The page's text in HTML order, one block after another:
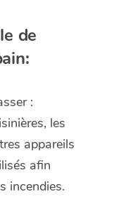
de
:
les
appareils
afin
incendies.